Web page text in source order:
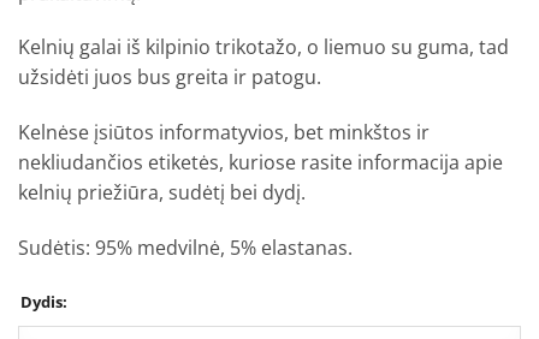
Kelnių galai iš kilpinio trikotažo, o liemuo su guma, tad
užsidėti juos bus greita ir patogu.
Kelnėse įsiūtos informatyvios, bet minkštos ir
nekliudančios etiketės, kuriose rasite informacija apie
kelnių priežiūra, sudėtį bei dydį.
Sudėtis: 95% medvilnė, 5% elastanas.
Dydis: